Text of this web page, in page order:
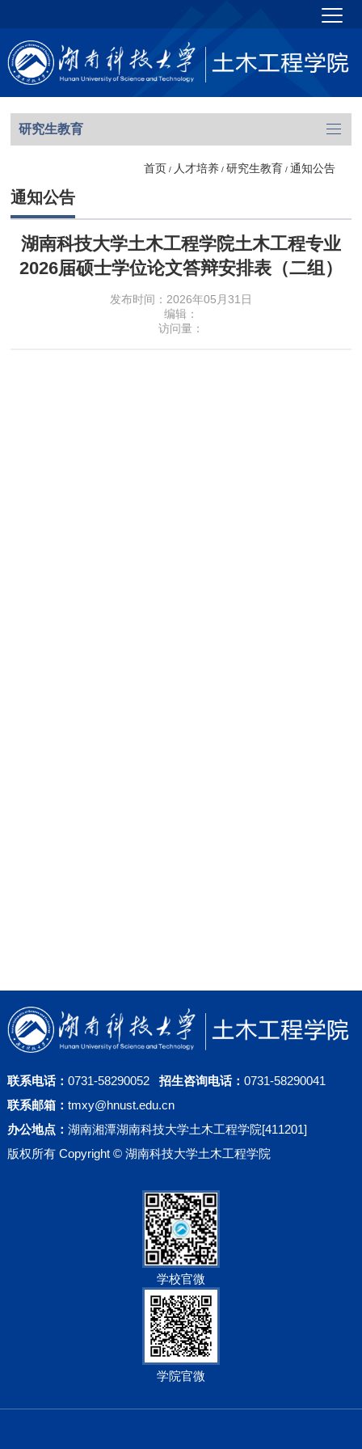
研究生教育
首页 / 人才培养/ 研究生教育 / 通知公告
通知公告
湖南科技大学土木工程学院土木工程专业
2026届硕士学位论文答辩安排表（二组）
发布时间：2026年05月31日
编辑：
访问量：
联系电话： 0731-58290052 招生咨询电话： 0731-58290041
联系邮箱： tmxy@hnust.edu.cn
办公地点： 湖南湘潭湖南科技大学土木工程学院[411201]
版权所有 Copyright © 湖南科技大学土木工程学院
学校官微
学院官微